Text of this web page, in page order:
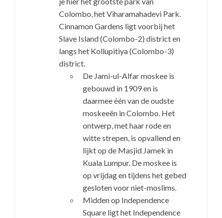
Colombo, het Viharamahadevi Park.
Cinnamon Gardens ligt voorbij het
Slave Island (Colombo-2) district en
langs het Kollupitiya (Colombo-3)
district.
De Jami-ul-Alfar moskee is
gebouwd in 1909 en is
daarmee één van de oudste
moskeeën in Colombo. Het
ontwerp, met haar rode en
witte strepen, is opvallend en
lijkt op de Masjid Jamek in
Kuala Lumpur. De moskee is
op vrijdag en tijdens het gebed
gesloten voor niet-moslims.
Midden op Independence
Square ligt het Independence